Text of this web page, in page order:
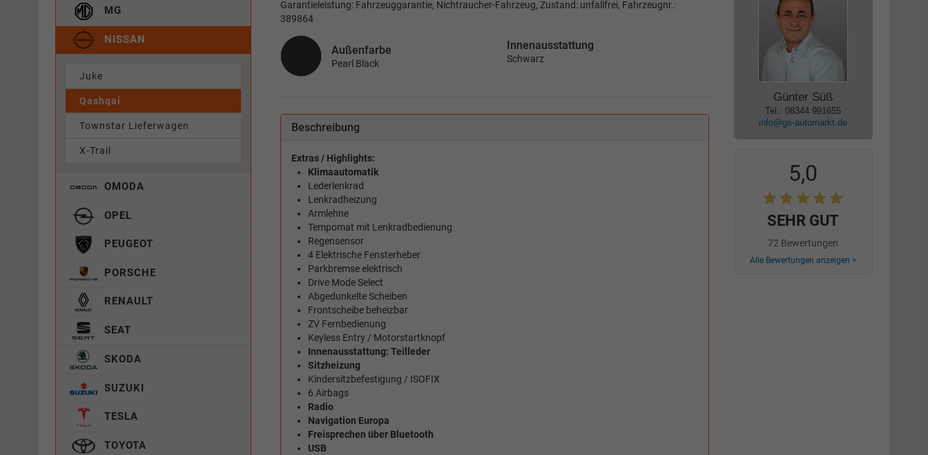
Garantieleistung: Fahrzeuggarantie, Nichtraucher-Fahrzeug, Zustand: unfallfrei, Fahrzeugnr.:
389864
Außenfarbe
Pearl Black
Innenausstattung
Schwarz
Beschreibung
Extras / Highlights:
Klimaautomatik
Lederlenkrad
Lenkradheizung
Armlehne
Tempomat mit Lenkradbedienung
Regensensor
4 Elektrische Fensterheber
Parkbremse elektrisch
Drive Mode Select
Abgedunkelte Scheiben
Frontscheibe beheizbar
ZV Fernbedienung
Keyless Entry / Motorstartknopf
Innenausstattung: Teilleder
Sitzheizung
Kindersitzbefestigung / ISOFIX
6 Airbags
Radio
Navigation Europa
Freisprechen über Bluetooth
USB
MG
NISSAN
Juke
Qashqai
Townstar Lieferwagen
X-Trail
OMODA
OPEL
PEUGEOT
PORSCHE
RENAULT
SEAT
SKODA
SUZUKI
TESLA
TOYOTA
Günter Süß
Tel.: 08344 991655
info@gs-automarkt.de
5,0
SEHR GUT
72 Bewertungen
Alle Bewertungen anzeigen >